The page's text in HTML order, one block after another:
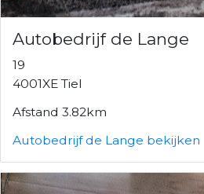
Autobedrijf de Lange
19
4001XE Tiel
Afstand 3.82km
Autobedrijf de Lange bekijken